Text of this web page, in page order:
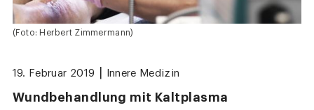
(Foto: Herbert Zimmermann)
19. Februar 2019 Innere Medizin
Wundbehandlung mit Kaltplasma